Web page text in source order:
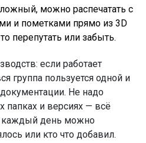
можно распечатать с
и пометками прямо из 3D
перепутать или забыть.
если работает
группа пользуется одной и
Не надо
папках и версиях — всё
каждый день можно
или кто что добавил.